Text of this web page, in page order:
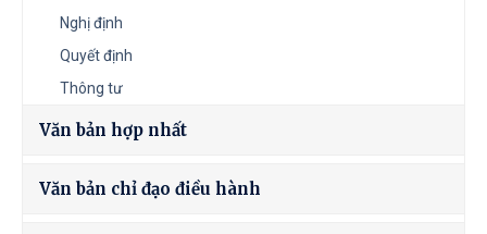
Nghị định
Quyết định
Thông tư
Văn bản hợp nhất
Văn bản chỉ đạo điều hành